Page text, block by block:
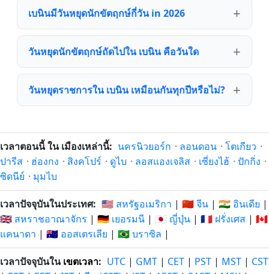
เบนินมีวันหยุดนักขัตฤกษ์กี่วัน in 2026
วันหยุดนักขัตฤกษ์ถัดไปใน เบนิน คือวันใด
วันหยุดราชการใน เบนิน เหมือนกันทุกปีหรือไม่?
เวลาตอนนี้ ใน เมืองเหล่านี้: นครนิวยอร์ก · ลอนดอน · โตเกียว ·
ปารีส · ฮ่องกง · สิงคโปร์ · ดูไบ · ลอสแองเจลิส · เซี่ยงไฮ้ · ปักกิ่ง ·
ซิดนีย์ · มุมไบ
เวลาปัจจุบันในประเทศ: 🇺🇸 สหรัฐอเมริกา | 🇨🇳 จีน | 🇮🇳 อินเดีย |
🇬🇧 สหราชอาณาจักร | 🇩🇪 เยอรมนี | 🇯🇵 ญี่ปุ่น | 🇫🇷 ฝรั่งเศส | 🇨🇦
แคนาดา | 🇦🇺 ออสเตรเลีย | 🇧🇷 บราซิล |
เวลาปัจจุบันในเขตเวลา: UTC | GMT | CET | PST | MST | CST